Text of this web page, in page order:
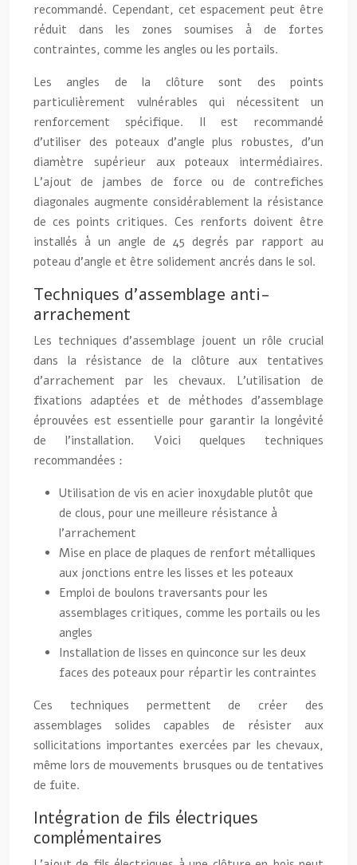
recommandé. Cependant, cet espacement peut être
réduit dans les zones soumises à de fortes
contraintes, comme les angles ou les portails.
Les angles de la clôture sont des points
particulièrement vulnérables qui nécessitent un
renforcement spécifique. Il est recommandé
d’utiliser des poteaux d’angle plus robustes, d’un
diamètre supérieur aux poteaux intermédiaires.
L’ajout de jambes de force ou de contrefiches
diagonales augmente considérablement la résistance
de ces points critiques. Ces renforts doivent être
installés à un angle de 45 degrés par rapport au
poteau d’angle et être solidement ancrés dans le sol.
Techniques d’assemblage anti-
arrachement
Les techniques d’assemblage jouent un rôle crucial
dans la résistance de la clôture aux tentatives
d’arrachement par les chevaux. L’utilisation de
fixations adaptées et de méthodes d’assemblage
éprouvées est essentielle pour garantir la longévité
de l’installation. Voici quelques techniques
recommandées :
Utilisation de vis en acier inoxydable plutôt que
de clous, pour une meilleure résistance à
l’arrachement
Mise en place de plaques de renfort métalliques
aux jonctions entre les lisses et les poteaux
Emploi de boulons traversants pour les
assemblages critiques, comme les portails ou les
angles
Installation de lisses en quinconce sur les deux
faces des poteaux pour répartir les contraintes
Ces techniques permettent de créer des
assemblages solides capables de résister aux
sollicitations importantes exercées par les chevaux,
même lors de mouvements brusques ou de tentatives
de fuite.
Intégration de fils électriques
complémentaires